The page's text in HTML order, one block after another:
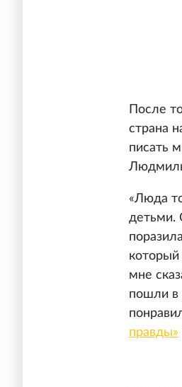
После
страна
писать
«Люда
детьми.
мне
пошли в
правды»